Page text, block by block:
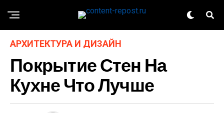
АРХИТЕКТУРА И ДИЗАЙН
Покрытие Стен На
Кухне Что Лучше